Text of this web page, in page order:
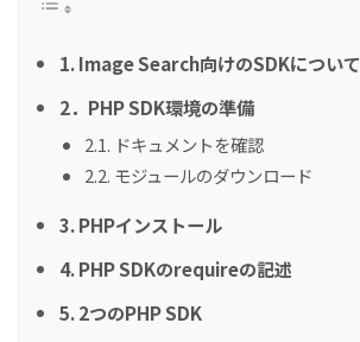
1. Image Search向けのSDKについて
2．PHP SDK環境の準備
2.1. ドキュメントを確認
2.2. モジュールのダウンロード
3. PHPインストール
4. PHP SDKのrequireの記述
5. 2つのPHP SDK